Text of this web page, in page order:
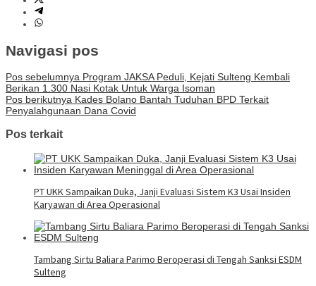
Navigasi pos
Pos sebelumnya Program JAKSA Peduli, Kejati Sulteng Kembali
Berikan 1.300 Nasi Kotak Untuk Warga Isoman
Pos berikutnya Kades Bolano Bantah Tuduhan BPD Terkait
Penyalahgunaan Dana Covid
Pos terkait
PT UKK Sampaikan Duka, Janji Evaluasi Sistem K3 Usai Insiden
Karyawan di Area Operasional
Tambang Sirtu Baliara Parimo Beroperasi di Tengah Sanksi ESDM
Sulteng